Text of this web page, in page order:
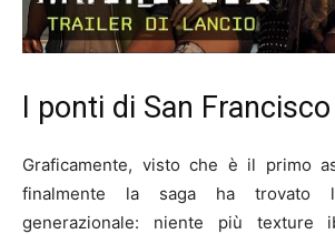
I ponti di San Francisco
Graficamente, visto che è il primo
finalmente la saga ha trovato
generazionale: niente più texture